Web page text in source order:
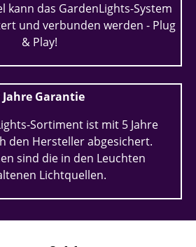
kann das GardenLights-System
und verbunden werden - Plug
& Play!
Jahre Garantie
Sortiment ist mit 5 Jahre
den Hersteller abgesichert.
sind die in den Leuchten
Lichtquellen.